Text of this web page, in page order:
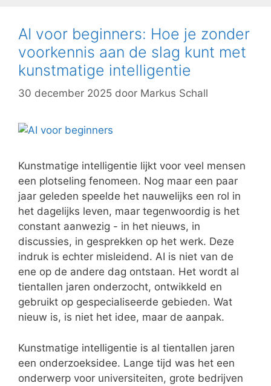
AI voor beginners: Hoe je zonder
voorkennis aan de slag kunt met
kunstmatige intelligentie
30 december 2025 door Markus Schall
Kunstmatige intelligentie lijkt voor veel mensen
een plotseling fenomeen. Nog maar een paar
jaar geleden speelde het nauwelijks een rol in
het dagelijks leven, maar tegenwoordig is het
constant aanwezig - in het nieuws, in
discussies, in gesprekken op het werk. Deze
indruk is echter misleidend. AI is niet van de
ene op de andere dag ontstaan. Het wordt al
tientallen jaren onderzocht, ontwikkeld en
gebruikt op gespecialiseerde gebieden. Wat
nieuw is, is niet het idee, maar de aanpak.
Kunstmatige intelligentie is al tientallen jaren
een onderzoeksidee. Lange tijd was het een
onderwerp voor universiteiten, grote bedrijven